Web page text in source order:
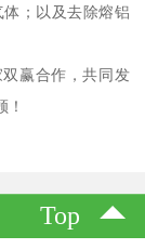
；以及去除熔铝
赢合作，共同发
Top